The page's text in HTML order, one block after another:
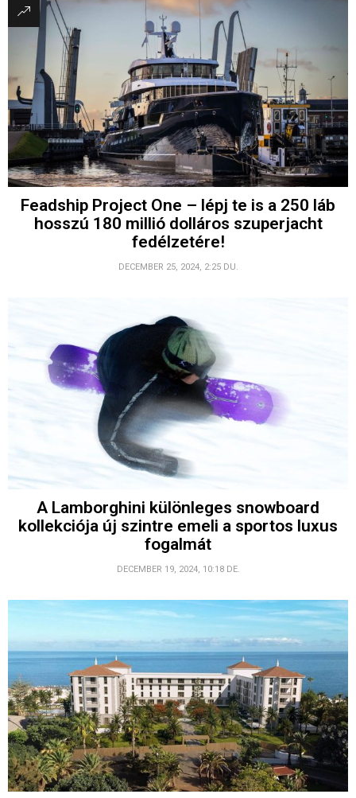
Feadship Project One – lépj te is a 250 láb
hosszú 180 millió dolláros szuperjacht
fedélzetére!
DECEMBER 25, 2024, 2:25 DU.
A Lamborghini különleges snowboard
kollekciója új szintre emeli a sportos luxus
fogalmát
DECEMBER 19, 2024, 10:18 DE.